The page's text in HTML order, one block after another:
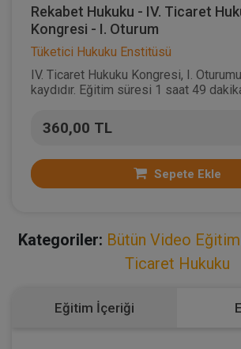
Rekabet Hukuku - IV. Ticaret
Kongresi - I. Oturum
Tüketici Hukuku Enstitüsü
IV. Ticaret Hukuku Kongresi, I.
kaydıdır. Eğitim süresi 1 saat 49
360,00 TL
Sepete Ekle
Kategoriler: Bütün Video
Ticaret Hukuku
Eğitim İçeriği